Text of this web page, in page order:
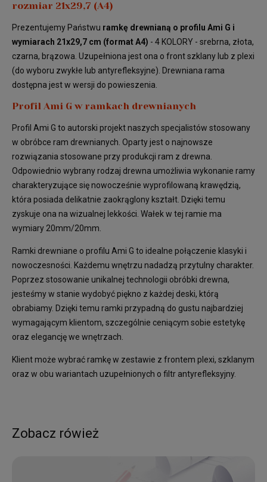
rozmiar 21x29,7 (A4)
Prezentujemy Państwu ramkę drewnianą o profilu Ami G i
wymiarach 21x29,7 cm (format A4) - 4 KOLORY - srebrna, złota,
czarna, brązowa. Uzupełniona jest ona o front szklany lub z plexi
(do wyboru zwykłe lub antyrefleksyjne). Drewniana rama
dostępna jest w wersji do powieszenia.
Profil Ami G w ramkach drewnianych
Profil Ami G to autorski projekt naszych specjalistów stosowany
w obróbce ram drewnianych. Oparty jest o najnowsze
rozwiązania stosowane przy produkcji ram z drewna.
Odpowiednio wybrany rodzaj drewna umożliwia wykonanie ramy
charakteryzujące się nowocześnie wyprofilowaną krawędzią,
która posiada delikatnie zaokrąglony kształt. Dzięki temu
zyskuje ona na wizualnej lekkości. Wałek w tej ramie ma
wymiary 20mm/20mm.
Ramki drewniane o profilu Ami G to idealne połączenie klasyki i
nowoczesności. Każdemu wnętrzu nadadzą przytulny charakter.
Poprzez stosowanie unikalnej technologii obróbki drewna,
jesteśmy w stanie wydobyć piękno z każdej deski, którą
obrabiamy. Dzięki temu ramki przypadną do gustu najbardziej
wymagającym klientom, szczególnie ceniącym sobie estetykę
oraz elegancję we wnętrzach.
Klient może wybrać ramkę w zestawie z frontem plexi, szklanym
oraz w obu wariantach uzupełnionych o filtr antyrefleksyjny.
Zobacz rówież